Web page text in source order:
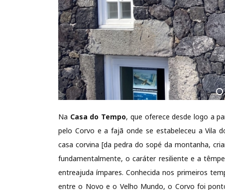
Na Casa do Tempo, que oferece desde logo a
pelo Corvo e a fajã onde se estabeleceu a Vila
casa corvina [da pedra do sopé da montanha,
fundamentalmente, o caráter resiliente e a
entreajuda ímpares. Conhecida nos primeiros
entre o Novo e o Velho Mundo, o Corvo foi